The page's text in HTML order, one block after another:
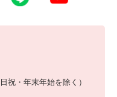
祝・年末年始を除く）